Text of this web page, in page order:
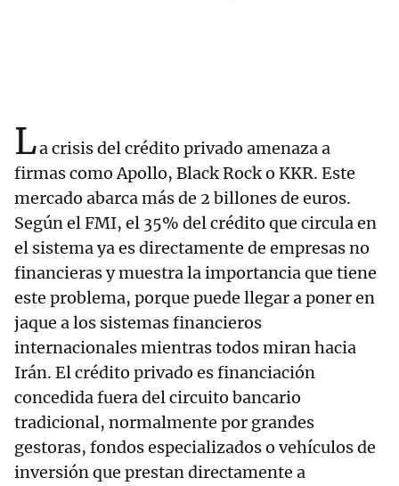
La crisis del crédito privado amenaza a
firmas como Apollo, Black Rock o KKR. Este
mercado abarca más de 2 billones de euros.
Según el FMI, el 35% del crédito que circula en
el sistema ya es directamente de empresas no
financieras y muestra la importancia que tiene
este problema, porque puede llegar a poner en
jaque a los sistemas financieros
internacionales mientras todos miran hacia
Irán. El crédito privado es financiación
concedida fuera del circuito bancario
tradicional, normalmente por grandes
gestoras, fondos especializados o vehículos de
inversión que prestan directamente a